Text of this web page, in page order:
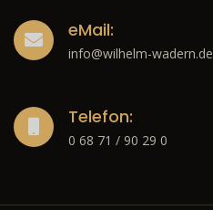
eMail:
info@wilhelm-wadern.de
Telefon:
0 68 71 / 90 29 0